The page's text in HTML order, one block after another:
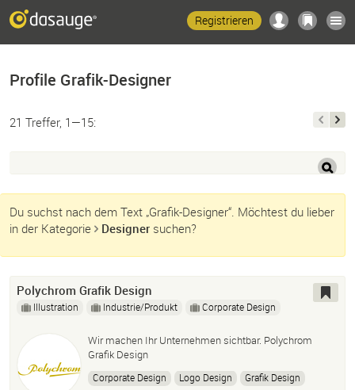
Registrieren
Profile Grafik-Designer
21 Treffer, 1—15:
Du suchst nach dem Text „Grafik-Designer“. Möchtest du lieber
in der Kategorie
Designer suchen?
Polychrom Grafik Design
Illustration Industrie/Produkt Corporate Design
Wir machen Ihr Unternehmen sichtbar. Polychrom
Grafik Design
Corporate Design Logo Design
Grafik Design